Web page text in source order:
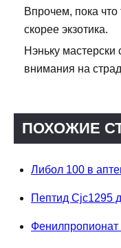
Впрочем, пока
скорее экзотика.
Нэньку
внимания на
ПОХОЖИЕ
Либол 100 в
Пептид Cjc1295
Фенилпропионат